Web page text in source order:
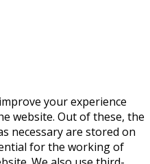
your experience
website. Out of these, the
necessary are stored on
for the working of